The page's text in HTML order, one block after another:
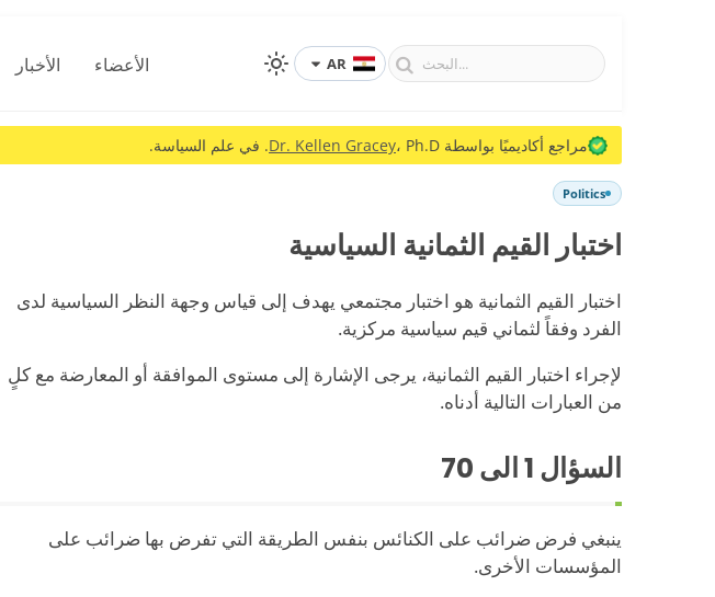
الأخبار الأعضاء AR
مراجع أكاديميًا بواسطة Dr. Kellen Gracey، Ph.D. في علم السياسة.
Politics
اختبار القيم الثمانية السياسية
اختبار القيم الثمانية هو اختبار مجتمعي يهدف إلى قياس وجهة النظر السياسية لدى
الفرد وفقاً لثماني قيم سياسية مركزية.
لإجراء اختبار القيم الثمانية، يرجى الإشارة إلى مستوى الموافقة أو المعارضة مع كلٍ
من العبارات التالية أدناه.
السؤال 1الى 70
ينبغي فرض ضرائب على الكنائس بنفس الطريقة التي تفرض بها ضرائب على
المؤسسات الأخرى.